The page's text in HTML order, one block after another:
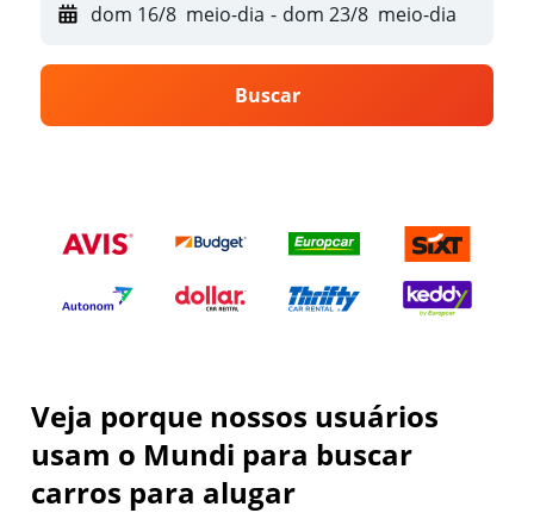
dom 16/8 meio-dia - dom 23/8 meio-dia
Buscar
Veja porque nossos usuários
usam o Mundi para buscar
carros para alugar